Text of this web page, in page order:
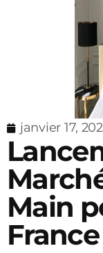
janvier 17,
Main
France